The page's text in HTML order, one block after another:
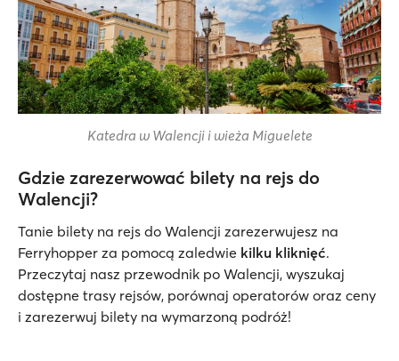
Katedra w Walencji i wieża Miguelete
Gdzie zarezerwować bilety na rejs do
Walencji?
Tanie bilety na rejs do Walencji zarezerwujesz na
Ferryhopper za pomocą zaledwie kilku kliknięć.
Przeczytaj nasz przewodnik po Walencji, wyszukaj
dostępne trasy rejsów, porównaj operatorów oraz ceny
i zarezerwuj bilety na wymarzoną podróż!